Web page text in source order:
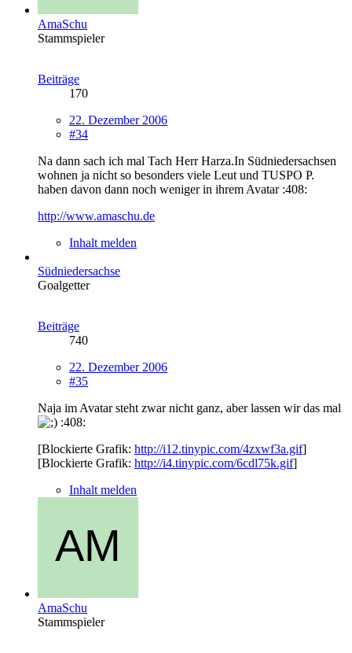
AmaSchu
Stammspieler
Beiträge
170
22. Dezember 2006
#34
Na dann sach ich mal Tach Herr Harza.In Südniedersachsen
wohnen ja nicht so besonders viele Leut und TUSPO P.
haben davon dann noch weniger in ihrem Avatar :408:
http://www.amaschu.de
Inhalt melden
Südniedersachse
Goalgetter
Beiträge
740
22. Dezember 2006
#35
Naja im Avatar steht zwar nicht ganz, aber lassen wir das mal
:408:
[Blockierte Grafik: http://i12.tinypic.com/4zxwf3a.gif]
[Blockierte Grafik: http://i4.tinypic.com/6cdl75k.gif]
Inhalt melden
AmaSchu
Stammspieler